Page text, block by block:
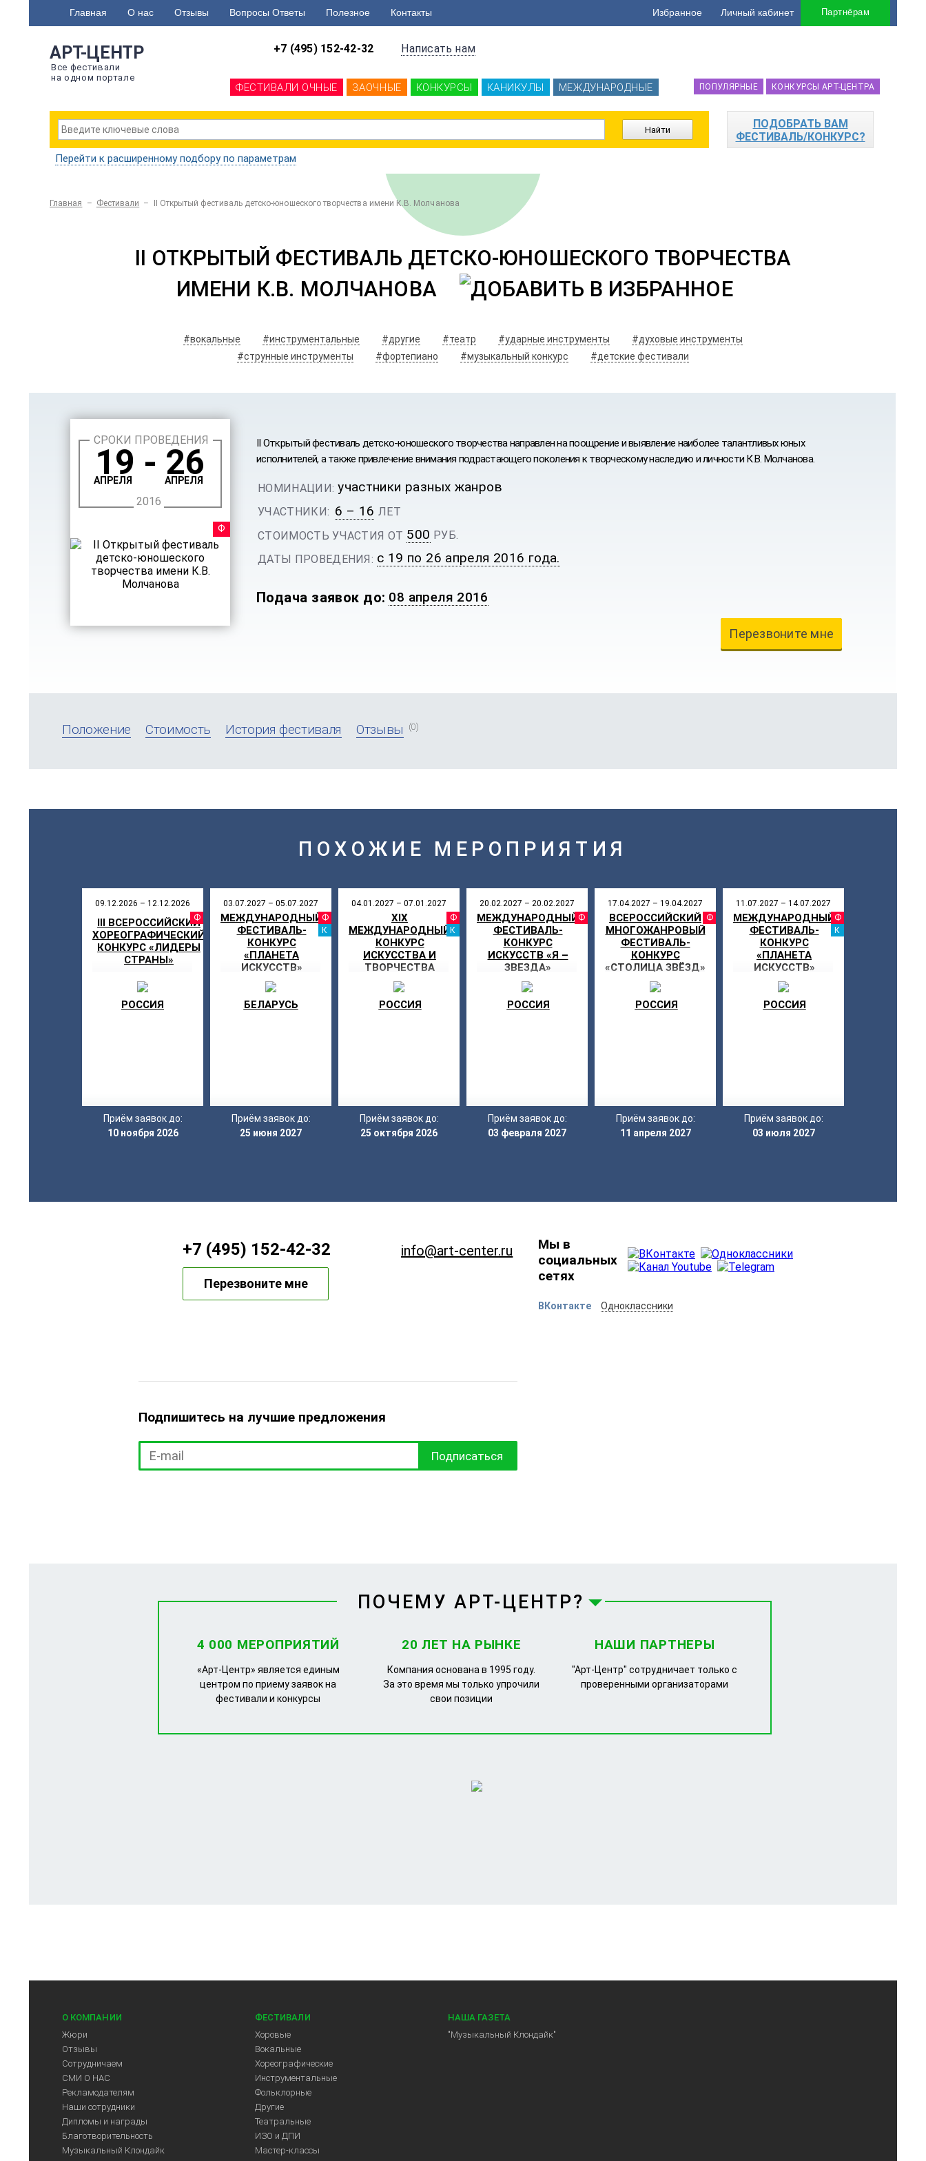
Главная О нас Отзывы Вопросы Ответы Полезное Контакты Партнёрам
Личный кабинет
Избранное
АРТ-ЦЕНТР
Все фестивали
на одном портале
+7 (495) 152-42-32 Написать нам
ФЕСТИВАЛИ ОЧНЫЕ ЗАОЧНЫЕ КОНКУРСЫ КАНИКУЛЫ МЕЖДУНАРОДНЫЕ КОНКУРСЫ АРТ-ЦЕНТРА
ПОПУЛЯРНЫЕ
ПОДОБРАТЬ ВАМ
ФЕСТИВАЛЬ/КОНКУРС?
Перейти к расширенному подбору по параметрам
Главная – Фестивали – II Открытый фестиваль детско-юношеского творчества имени К.В. Молчанова
II ОТКРЫТЫЙ ФЕСТИВАЛЬ ДЕТСКО-ЮНОШЕСКОГО ТВОРЧЕСТВА
ИМЕНИ К.В. МОЛЧАНОВА
#вокальные #инструментальные #другие #театр #ударные инструменты
#духовые инструменты
#струнные инструменты
#фортепиано #музыкальный конкурс #детские фестивали
СРОКИ ПРОВЕДЕНИЯ
19 - 26
АПРЕЛЯ АПРЕЛЯ
2016
ФЕСТИВАЛЬ
II Открытый фестиваль детско-юношеского творчества направлен на поощрение и выявление наиболее талантливых юных
исполнителей, а также привлечение внимания подрастающего поколения к творческому наследию и личности К.В. Молчанова.
НОМИНАЦИИ: участники разных жанров
УЧАСТНИКИ: 6 – 16 ЛЕТ
СТОИМОСТЬ УЧАСТИЯ ОТ 500 РУБ.
ДАТЫ ПРОВЕДЕНИЯ: с 19 по 26 апреля 2016 года.
Подача заявок до: 08 апреля 2016
Перезвоните мне
Положение Стоимость История фестиваля Отзывы (0)
ПОХОЖИЕ МЕРОПРИЯТИЯ
09.12.2026 – 12.12.2026
ФЕСТИВАЛЬ
III ВСЕРОССИЙСКИЙ
ХОРЕОГРАФИЧЕСКИЙ
КОНКУРС «ЛИДЕРЫ
СТРАНЫ»
РОССИЯ
Приём заявок до:
10 ноября 2026
03.07.2027 – 05.07.2027
ФЕСТИВАЛЬ
КАНИКУЛЫ
МЕЖДУНАРОДНЫЙ
ФЕСТИВАЛЬ-
КОНКУРС
«ПЛАНЕТА
ИСКУССТВ»
БЕЛАРУСЬ
Приём заявок до:
25 июня 2027
04.01.2027 – 07.01.2027
ФЕСТИВАЛЬ
КАНИКУЛЫ
XIX
МЕЖДУНАРОДНЫЙ
КОНКУРС
ИСКУССТВА И
ТВОРЧЕСТВА
«МОРСКОЕ
СИЯНИЕ»
РОССИЯ
Приём заявок до:
25 октября 2026
20.02.2027 – 20.02.2027
ФЕСТИВАЛЬ
МЕЖДУНАРОДНЫЙ
ФЕСТИВАЛЬ-
КОНКУРС
ИСКУССТВ «Я –
ЗВЕЗДА»
РОССИЯ
Приём заявок до:
03 февраля 2027
17.04.2027 – 19.04.2027
ФЕСТИВАЛЬ
ВСЕРОССИЙСКИЙ
МНОГОЖАНРОВЫЙ
ФЕСТИВАЛЬ-
КОНКУРС
«СТОЛИЦА ЗВЁЗД»
РОССИЯ
Приём заявок до:
11 апреля 2027
11.07.2027 – 14.07.2027
МЕЖДУНАРОДНЫЙ
ФЕСТИВАЛЬ-
КОНКУРС
«ПЛАНЕТА
ИСКУССТВ»
РОССИЯ
Приём заявок до:
03 июля 2027
+7 (495) 152-42-32
Перезвоните мне
info@art-center.ru
Подпишитесь на лучшие предложения
Подписаться
Мы в
социальных
сетях
ВКонтакте Одноклассники
ПОЧЕМУ АРТ-ЦЕНТР?
4 000 МЕРОПРИЯТИЙ
«Арт-Центр» является единым
центром по приему заявок на
фестивали и конкурсы
20 ЛЕТ НА РЫНКЕ
Компания основана в 1995 году.
За это время мы только упрочили
свои позиции
НАШИ ПАРТНЕРЫ
"Арт-Центр" сотрудничает только с
проверенными организаторами
О КОМПАНИИ
Жюри
Отзывы
Сотрудничаем
СМИ О НАС
Рекламодателям
Наши сотрудники
Дипломы и награды
Благотворительность
Музыкальный Клондайк
ФЕСТИВАЛИ
Хоровые
Вокальные
Хореографические
Инструментальные
Фольклорные
Другие
Театральные
ИЗО и ДПИ
Мастер-классы
НАША ГАЗЕТА
"Музыкальный Клондайк"